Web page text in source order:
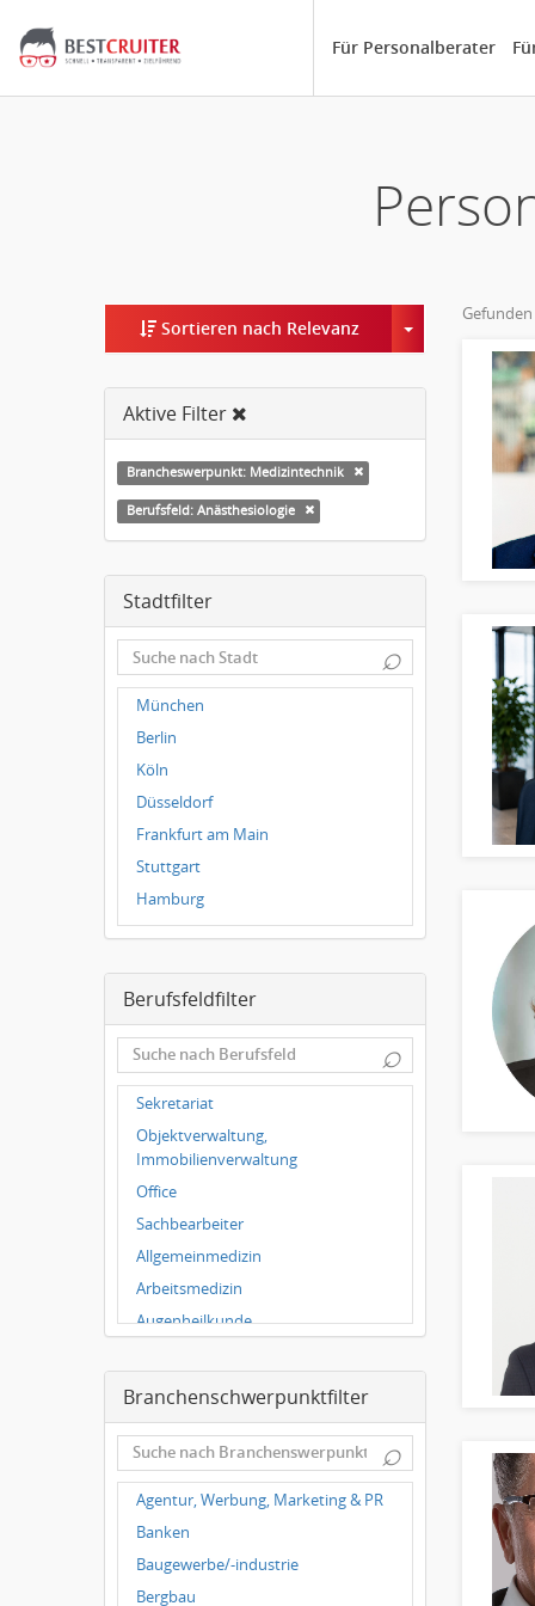
Für Personalberater
Sortieren nach Relevanz Toggle
Aktive Filter
Brancheswerpunkt: Medizintechnik
Berufsfeld: Anästhesiologie
Stadtfilter
⌕
München
Berlin
Köln
Düsseldorf
Frankfurt am Main
Stuttgart
Hamburg
Frankfurt
Magdeburg
Leipzig
Dortmund
Wuppertal
Hallbergmoos
Würzburg
Grünwald
Ulm
Bielefeld
Hannover
Duisburg
Berufsfeldfilter
⌕
Sekretariat
Objektverwaltung,
Immobilienverwaltung
Office
Sachbearbeiter
Allgemeinmedizin
Arbeitsmedizin
Augenheilkunde
Frauenheilkunde, Geburtshilfe
Hals-Nasen-Ohrenheilkunde
Hautkrankheiten,
Geschlechtskrankheiten
Hygienemedizin, Umweltmedizin
Innere Medizin
Kieferchirurgie, Mundchirurgie,
Gesichtschirurgie
Branchenschwerpunktfilter
⌕
Agentur, Werbung, Marketing & PR
Banken
Baugewerbe/-industrie
Bergbau